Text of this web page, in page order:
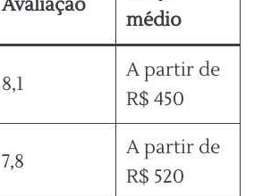
Avaliação
médio
8,1
A partir de
R$ 450
7,8
A partir de
R$ 520